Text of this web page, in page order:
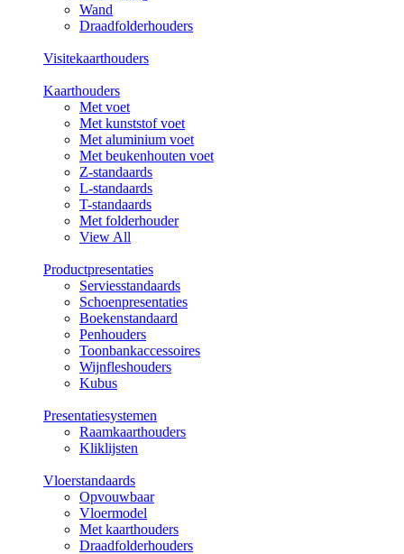
Wand
Draadfolderhouders
Visitekaarthouders
Kaarthouders
Met voet
Met kunststof voet
Met aluminium voet
Met beukenhouten voet
Z-standaards
L-standaards
T-standaards
Met folderhouder
View All
Productpresentaties
Serviesstandaards
Schoenpresentaties
Boekenstandaard
Penhouders
Toonbankaccessoires
Wijnfleshouders
Kubus
Presentatiesystemen
Raamkaarthouders
Kliklijsten
Vloerstandaards
Opvouwbaar
Vloermodel
Met kaarthouders
Draadfolderhouders